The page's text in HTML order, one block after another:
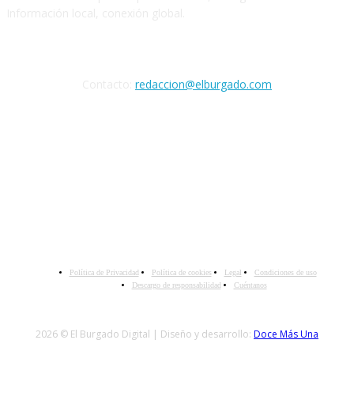
redaccion@elburgado.com
Política de Privacidad Política de cookies Legal
Condiciones de uso
Descargo de responsabilidad
Cuéntanos
2026 © El Burgado Digital | Diseño y desarrollo: Doce Más Una